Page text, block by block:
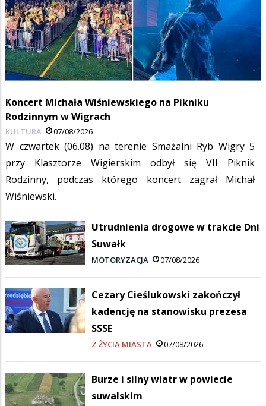
Koncert Michała Wiśniewskiego na Pikniku
Rodzinnym w Wigrach
KULTURA 07/08/2026
W czwartek (06.08) na terenie Smażalni Ryb Wigry 5
przy Klasztorze Wigierskim odbył się VII Piknik
Rodzinny, podczas którego koncert zagrał Michał
Wiśniewski.
Utrudnienia drogowe w trakcie Dni
Suwałk
MOTORYZACJA 07/08/2026
Cezary Cieślukowski zakończył
kadencję na stanowisku prezesa
SSSE
Z ŻYCIA MIASTA 07/08/2026
Burze i silny wiatr w powiecie
suwalskim